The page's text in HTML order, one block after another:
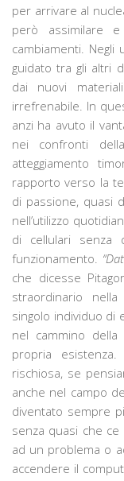
per arrivare al
però assimilare
cambiamenti. Negli
guidato tra gli altri
dai nuovi
irrefrenabile. In
anzi ha avuto il
nei confronti
atteggiamento
rapporto verso la
di passione, quasi
nell’utilizzo
di cellulari senza
funzionamento.
che dicesse
straordinario
singolo individuo di
nel cammino della
propria
rischiosa, se
anche nel campo
diventato sempre
senza quasi che
ad un problema o
accendere il